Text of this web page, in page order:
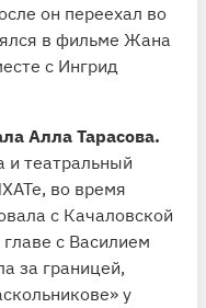
он переехал во
в фильме Жана
с Ингрид
Алла Тарасова.
и театральный
во время
с Качаловской
с Василием
за границей,
у